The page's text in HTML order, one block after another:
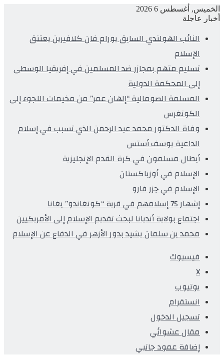
الخميس, أغسطس 6 2026
أخبار عاجلة
النائب الهولندي السابق يورام فان كلافيرين يعتنق
الإسلام
تسليم متهم بمجازر ضد المسلمين في إفريقيا الوسطى
إلى المحكمة الدولية
المسلمة الصومالية “إلهان عمر” من مخيمات اللجوء إلى
الكونغرس
وفاة الدكتور محمد عبد الرحمن الذي تسبب في إسلام
الداعية يوسف أستس
أبطال مسلمون في كرة القدم الإنجليزية
الإسلام في أوزباكستان
الإسلام في جزر فارو
إشهار 75 إسلامهم في قرية “كونغاندو” بغانا
اجتماع بولاية أنديانا لبحث تقديم الإسلام إلى الأمريكيين
محمد بن سلمان يشيد بدور الأزهر في الدفاع عن الإسلام
فيسبوك
X
يوتيوب
انستقرام
تسجيل الدخول
مقال عشوائي
إضافة عمود جانبي